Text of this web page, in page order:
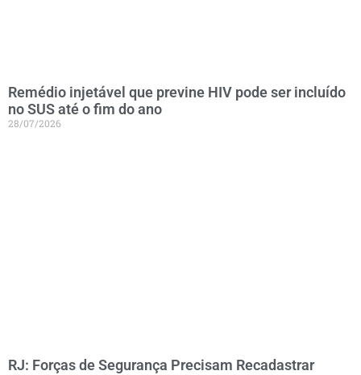
Remédio injetável que previne HIV pode ser incluído
no SUS até o fim do ano
28/07/2026
RJ: Forças de Segurança Precisam Recadastrar